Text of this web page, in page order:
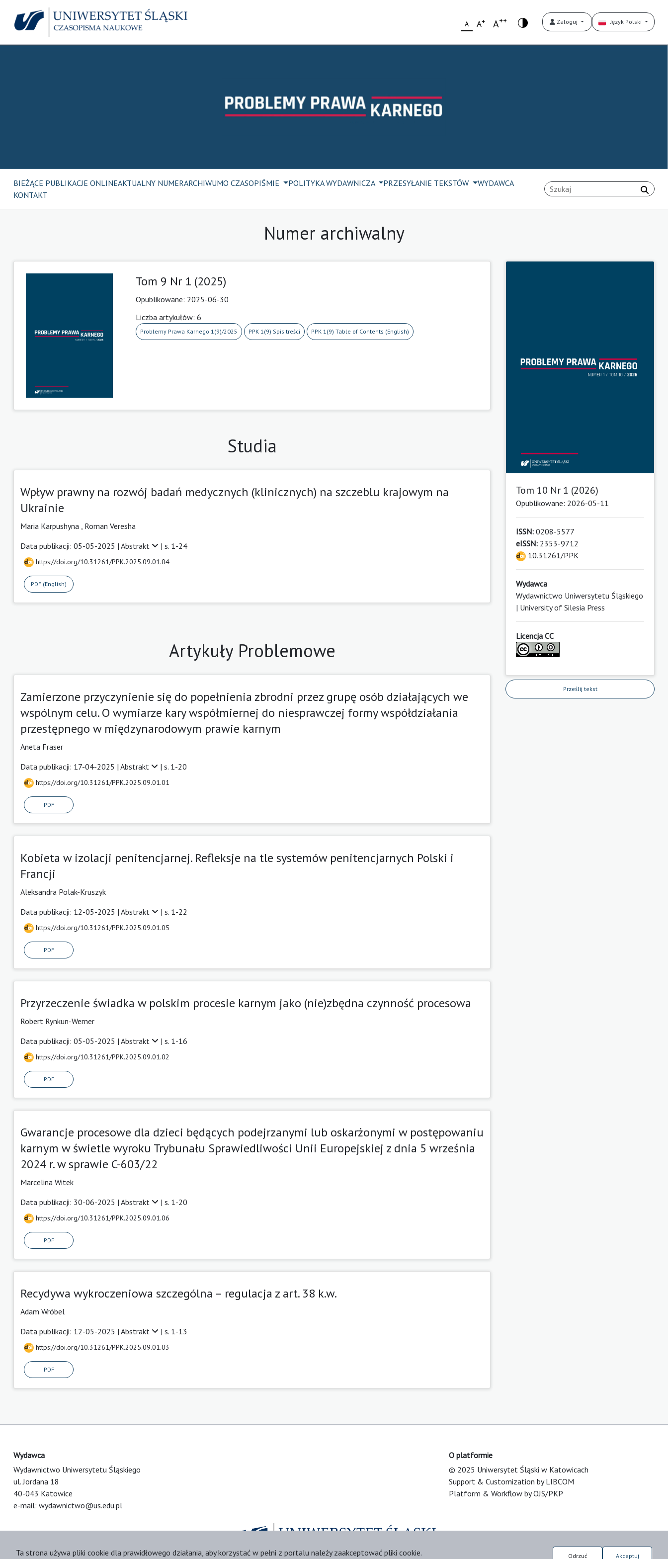
A A+ A++ Zaloguj Język Polski
BIEŻĄCE PUBLIKACJE ONLINEAKTUALNY NUMERARCHIWUMO CZASOPIŚMIE POLITYKA WYDAWNICZA PRZESYŁANIE TEKSTÓW
WYDAWCA
KONTAKT
Numer archiwalny
Tom 9 Nr 1 (2025)
Opublikowane: 2025-06-30
Liczba artykułów: 6
Problemy Prawa Karnego 1(9)/2025 PPK 1(9) Spis treści PPK 1(9) Table of Contents (English)
Studia
Wpływ prawny na rozwój badań medycznych (klinicznych) na szczeblu krajowym na
Ukrainie
Maria Karpushyna
Roman Veresha
Data publikacji: 05-05-2025 | Abstrakt | s. 1-24
https://doi.org/10.31261/PPK.2025.09.01.04
PDF (English)
Artykuły Problemowe
Zamierzone przyczynienie się do popełnienia zbrodni przez grupę osób działających we
wspólnym celu. O wymiarze kary współmiernej do niesprawczej formy współdziałania
przestępnego w międzynarodowym prawie karnym
Aneta Fraser
Data publikacji: 17-04-2025 | Abstrakt | s. 1-20
https://doi.org/10.31261/PPK.2025.09.01.01
PDF
Kobieta w izolacji penitencjarnej. Refleksje na tle systemów penitencjarnych Polski i
Francji
Aleksandra Polak-Kruszyk
Data publikacji: 12-05-2025 | Abstrakt | s. 1-22
https://doi.org/10.31261/PPK.2025.09.01.05
PDF
Przyrzeczenie świadka w polskim procesie karnym jako (nie)zbędna czynność procesowa
Robert Rynkun-Werner
Data publikacji: 05-05-2025 | Abstrakt | s. 1-16
https://doi.org/10.31261/PPK.2025.09.01.02
PDF
Gwarancje procesowe dla dzieci będących podejrzanymi lub oskarżonymi w postępowaniu
karnym w świetle wyroku Trybunału Sprawiedliwości Unii Europejskiej z dnia 5 września
2024 r. w sprawie C-603/22
Marcelina Witek
Data publikacji: 30-06-2025 | Abstrakt | s. 1-20
https://doi.org/10.31261/PPK.2025.09.01.06
PDF
Recydywa wykroczeniowa szczególna – regulacja z art. 38 k.w.
Adam Wróbel
Data publikacji: 12-05-2025 | Abstrakt | s. 1-13
https://doi.org/10.31261/PPK.2025.09.01.03
PDF
Tom 10 Nr 1 (2026)
Opublikowane: 2026-05-11
ISSN: 0208-5577
eISSN: 2353-9712
10.31261/PPK
Wydawca
Wydawnictwo Uniwersytetu Śląskiego
| University of Silesia Press
Licencja CC
Prześlij tekst
Wydawca
Wydawnictwo Uniwersytetu Śląskiego
ul. Jordana 18
40-043 Katowice
e-mail: wydawnictwo@us.edu.pl
O platformie
© 2025 Uniwersytet Śląski w Katowicach
Support & Customization by LIBCOM
Platform & Workflow by OJS/PKP
Ta strona używa pliki cookie dla prawidłowego działania, aby korzystać w pełni z portalu należy zaakceptować pliki cookie. Odrzuć Akceptuj